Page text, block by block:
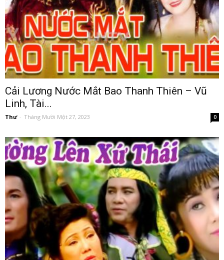
Cải Lương Nước Mắt Bao Thanh Thiên – Vũ
Linh, Tài...
Thư - Tháng Mười Một 27, 2023 0